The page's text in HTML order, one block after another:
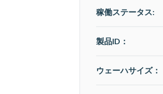
稼働ステータス:
製品ID：
ウェーハサイズ：